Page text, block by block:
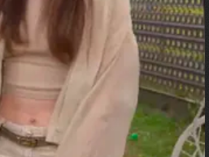
Віра Папроцькі
як від моря,
Я ледве
племінницю"